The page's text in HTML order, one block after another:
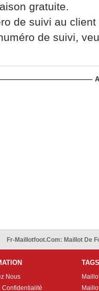
gratuite.
de suivi au
de suivi,
Fr-Maillotfoot.com: Maillot De
Nous
Confidentialité
TAGS